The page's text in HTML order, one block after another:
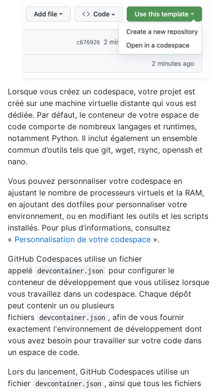
Lorsque vous créez un codespace, votre projet est
créé sur une machine virtuelle distante qui vous est
dédiée. Par défaut, le conteneur de votre espace de
code comporte de nombreux langages et runtimes,
notamment Python. Il inclut également un ensemble
commun d’outils tels que git, wget, rsync, openssh et
nano.
Vous pouvez personnaliser votre codespace en
ajustant le nombre de processeurs virtuels et la RAM,
en ajoutant des dotfiles pour personnaliser votre
environnement, ou en modifiant les outils et les scripts
installés. Pour plus d’informations, consultez
« Personnalisation de votre codespace ».
GitHub Codespaces utilise un fichier
appelé
devcontainer.json
pour configurer le
conteneur de développement que vous utilisez lorsque
vous travaillez dans un codespace. Chaque dépôt
peut contenir un ou plusieurs
fichiers
devcontainer.json , afin de vous fournir
exactement l'environnement de développement dont
vous avez besoin pour travailler sur votre code dans
un espace de code.
Lors du lancement, GitHub Codespaces utilise un
fichier
devcontainer.json , ainsi que tous les fichiers